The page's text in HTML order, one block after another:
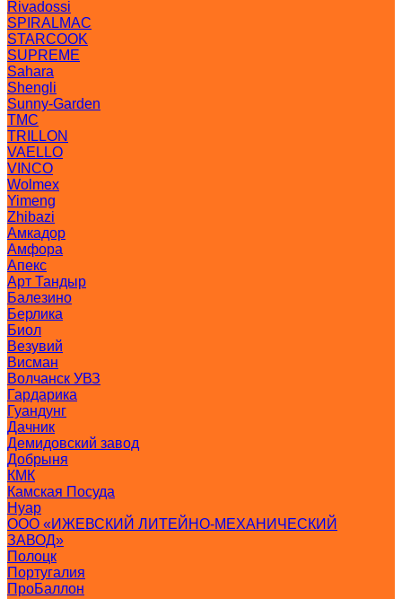
Rivadossi
SPIRALMAC
STARCOOK
SUPREME
Sahara
Shengli
Sunny-Garden
TMC
TRILLON
VAELLO
VINCO
Wolmex
Yimeng
Zhibazi
Амкадор
Амфора
Апекс
Арт Тандыр
Балезино
Берлика
Биол
Везувий
Висман
Волчанск УВЗ
Гардарика
Гуандунг
Дачник
Демидовский завод
Добрыня
КМК
Камская Посуда
Нуар
ООО «ИЖЕВСКИЙ ЛИТЕЙНО-МЕХАНИЧЕСКИЙ
ЗАВОД»
Полоцк
Португалия
ПроБаллон